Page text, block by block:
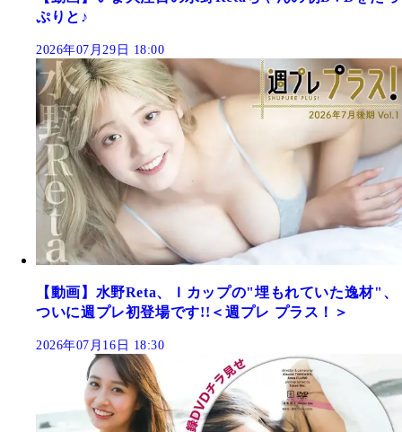
ぷりと♪
2026年07月29日 18:00
【動画】水野Reta、Ｉカップの"埋もれていた逸材"、
ついに週プレ初登場です!!＜週プレ プラス！＞
2026年07月16日 18:30